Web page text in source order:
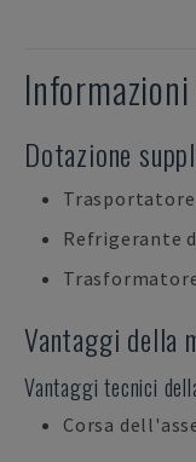
Dotazione
Refrigerante
Vantaggi della
Vantaggi tecnici
Corsa